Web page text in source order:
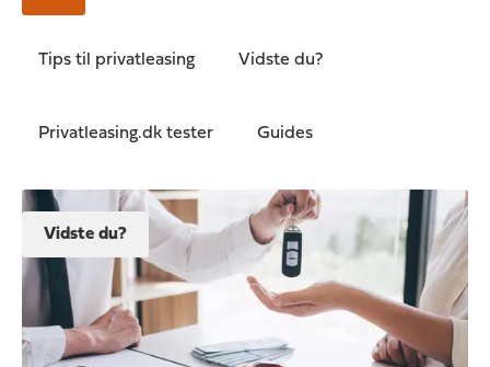
Tips til privatleasing Vidste du?
Privatleasing.dk tester Guides
Vidste du?